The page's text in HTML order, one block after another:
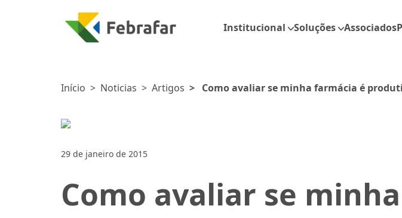
Institucional Soluções Associados
Início > Noticias > Artigos > Como avaliar se minha farmácia é
29 de janeiro de 2015
Como avaliar se minha